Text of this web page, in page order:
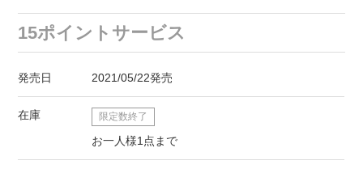
15ポイントサービス
発売日 2021/05/22発売
在庫 限定数終了
お一人様1点まで